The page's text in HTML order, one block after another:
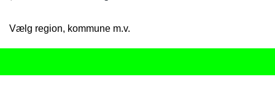
Vælg region, kommune m.v.